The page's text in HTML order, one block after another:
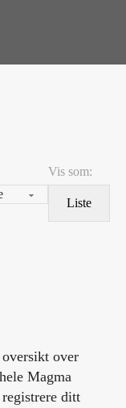
Vis som:
Liste
over
Magma
ditt